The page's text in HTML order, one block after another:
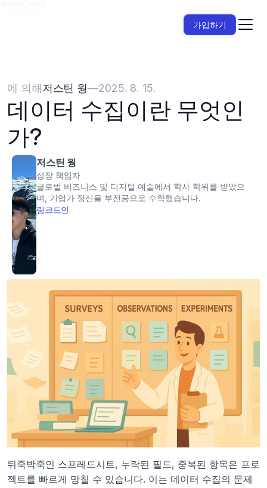
가입하기
에 의해저스틴 웡—2025. 8. 15.
데이터 수집이란 무엇인
가?
저스틴 웡
성장 책임자
글로벌 비즈니스 및 디지털 예술에서 학사 학위를 받았으
며, 기업가 정신을 부전공으로 수학했습니다.
링크드인
뒤죽박죽인 스프레드시트, 누락된 필드, 중복된 항목은 프로
젝트를 빠르게 망칠 수 있습니다. 이는 데이터 수집의 문제